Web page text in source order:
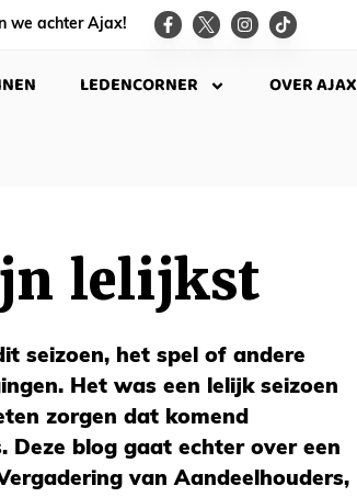
we achter Ajax!
LEDENCORNER OVER AJAX
lelijkst
seizoen, het spel of andere
Het was een lelijk seizoen
zorgen dat komend
Deze blog gaat echter over een
van Aandeelhouders,